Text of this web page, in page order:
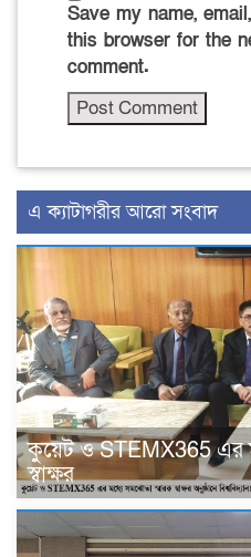
Save my name,
this browser for the
comment.
এ ক্যাটাগরীর আরো সংবাদ
কুয়েট ও STEMX365 এর
স্বাক্ষর